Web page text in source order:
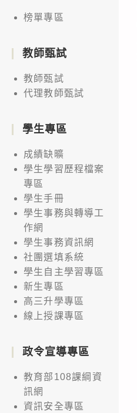
榜單專區
教師甄試
教師甄試
代理教師甄試
學生專區
成績缺曠
學生學習歷程檔案
專區
學生手冊
學生事務與轉導工
作網
學生事務資訊網
社團選填系統
學生自主學習專區
新生專區
高三升學專區
線上授課專區
政令宣導專區
教育部108課綱資
訊網
資訊安全專區